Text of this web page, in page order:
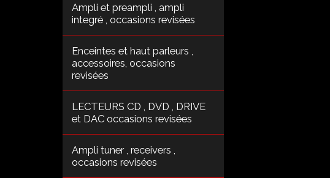
Ampli et preampli , ampli
integré , occasions revisées
Enceintes et haut parleurs ,
accessoires, occasions
revisées
LECTEURS CD , DVD , DRIVE
et DAC occasions revisées
Ampli tuner , receivers ,
occasions revisées